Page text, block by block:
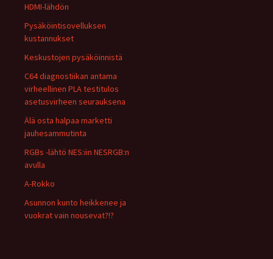
HDMI-lähdön
Pysäköintisovelluksen
kustannukset
Keskustojen pysäköinnistä
C64 diagnostiikan antama
virheellinen PLA testitulos
asetusvirheen seurauksena
Älä osta halpaa marketti
jauhesammutinta
RGBs -lähtö NES:iin NESRGB:n
avulla
A-Rokko
Asunnon kunto heikkenee ja
vuokrat vain nousevat?!?